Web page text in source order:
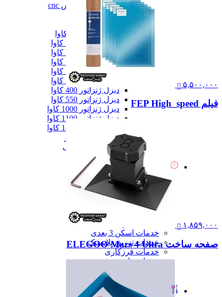
همه دستگاه تراش cnc
دیزل ژنراتور
دیزل ژنراتور
دیزل ژنراتور 62 کاوا
دیزل ژنزاتور 100 کاوا
دیزل ژنراتور 125 کاوا
دیزل ژنراتور 187 کاوا
دیزل ژنزاتور 275 کاوا
دیزل ژنزاتور 300 کاوا
دیزل ژنزاتور 400 کاوا
دیزل ژنزاتور 550 کاوا
دیزل ژنزاتور 1000 کاوا
دیزل ژنزاتور 1100 کاوا
همه دیزل ژنراتور
همه ماشین آلات صنعتی
همه محصولات
خدمات
خدمات
خدمات CNC
خدمات پرینت سه بعدی
خدمات برش لیزر
خدمات تراشکاری
خدمات طراحی قالب
خدمات اسکن 3 بعدی
خدمات تزریق پلاستیک
خدمات فرزکاری
خدمات واترجت
خدمات خم کاری
۵,۵۰۰,۰۰۰
فیلم FEP High_speed
۱,۸۵۹,۰۰۰
صفحه ساخت ELEGOO Mars 4 Ultra